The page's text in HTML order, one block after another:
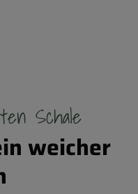
Schale
weicher